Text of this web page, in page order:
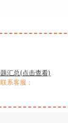
汇总(点击查看)
系客服；